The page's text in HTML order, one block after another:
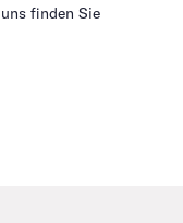
finden Sie